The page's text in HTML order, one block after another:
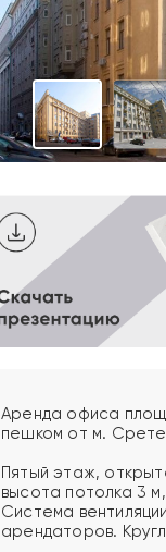
Аренда офиса
пешком от м.
Пятый этаж,
высота потолка 3
Система
арендаторов.